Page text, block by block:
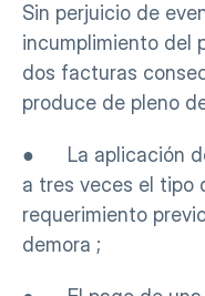
Sin perjuicio de
incumplimiento del
dos facturas
produce de pleno
●      La
a tres veces el tipo
requerimiento
demora ;